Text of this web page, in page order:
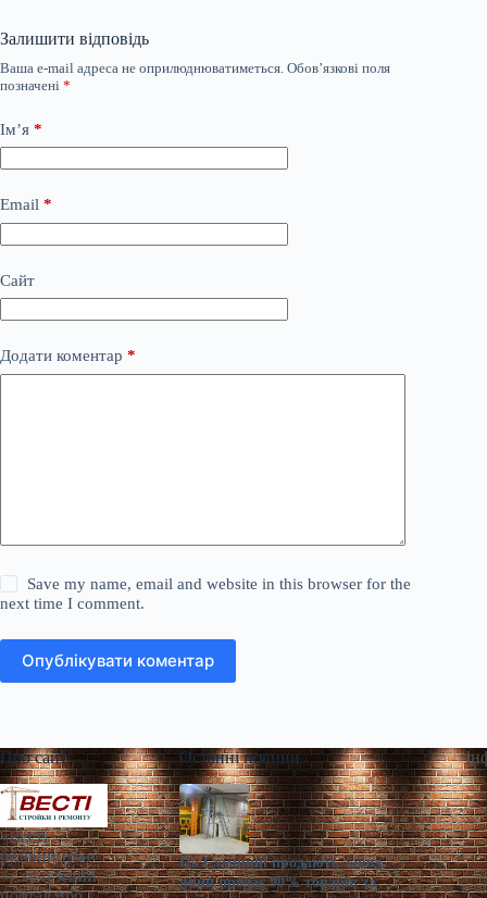
Залишити відповідь
Ваша e-mail адреса не оприлюднюватиметься. Обов’язкові поля
позначені *
Ім’я *
Email *
Сайт
Додати коментар *
Save my name, email and website in this browser for the
next time I comment.
Опублікувати коментар
Про сайт
«Весті
будівництва»
— галузевий
Останні новини
На Сумщині продають завод,
який продає 90% товарів за